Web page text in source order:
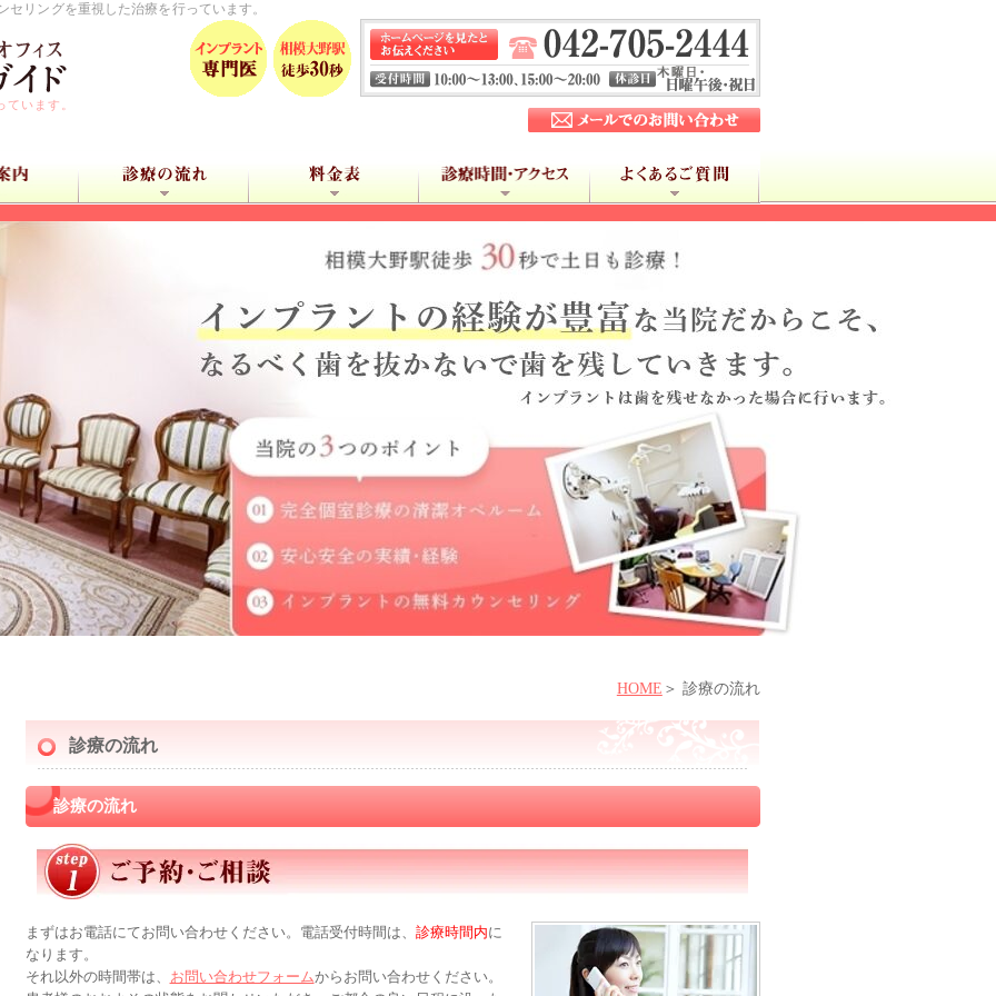
リングを重視した治療を行っています。
います。
HOME 診療の流れ
診療の流れ
診療の流れ
まずはお電話にてお問い合わせください。電話受付時間は、 診療時間内に
なります。
それ以外の時間帯は、
お問い合わせフォームからお問い合わせください。